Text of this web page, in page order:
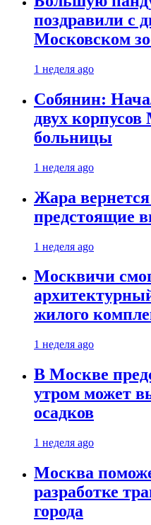
поздравили с
Московском
1 неделя ago
Собянин:
двух
больницы
1 неделя ago
Жара
предстоящие
1 неделя ago
Москвичи
жилого
1 неделя ago
В Москве
утром может
осадков
1 неделя ago
Москва
разработке
города